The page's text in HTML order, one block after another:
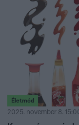
szórakoztató
16-án a MOM
Csepp
érezheti magát,
Életmód
2025. november 8.